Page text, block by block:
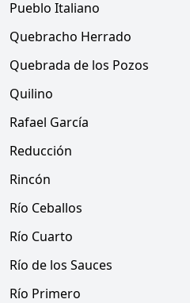
Pueblo Italiano
Quebracho Herrado
Quebrada de los Pozos
Quilino
Rafael García
Reducción
Rincón
Río Ceballos
Río Cuarto
Río de los Sauces
Río Primero